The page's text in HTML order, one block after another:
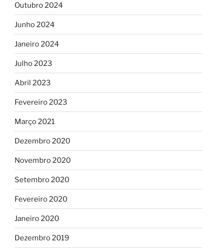
Outubro 2024
Junho 2024
Janeiro 2024
Julho 2023
Abril 2023
Fevereiro 2023
Março 2021
Dezembro 2020
Novembro 2020
Setembro 2020
Fevereiro 2020
Janeiro 2020
Dezembro 2019